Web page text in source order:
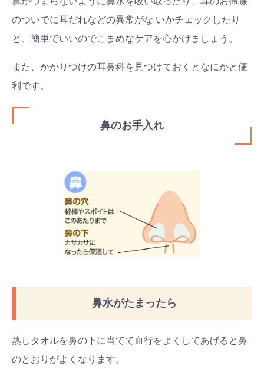
のついでに耳だれなどの異常がな いかチェックしたり
と、簡単でいいのでこまめなケアを心がけましょう。
また、かかりつけの耳鼻科を見つけておくとなにかと便
利です。
鼻のお手入れ
鼻水がたまったら
蒸しタオルを鼻の下に当てて血行をよくしてあげると鼻
のとおりがよくなります。